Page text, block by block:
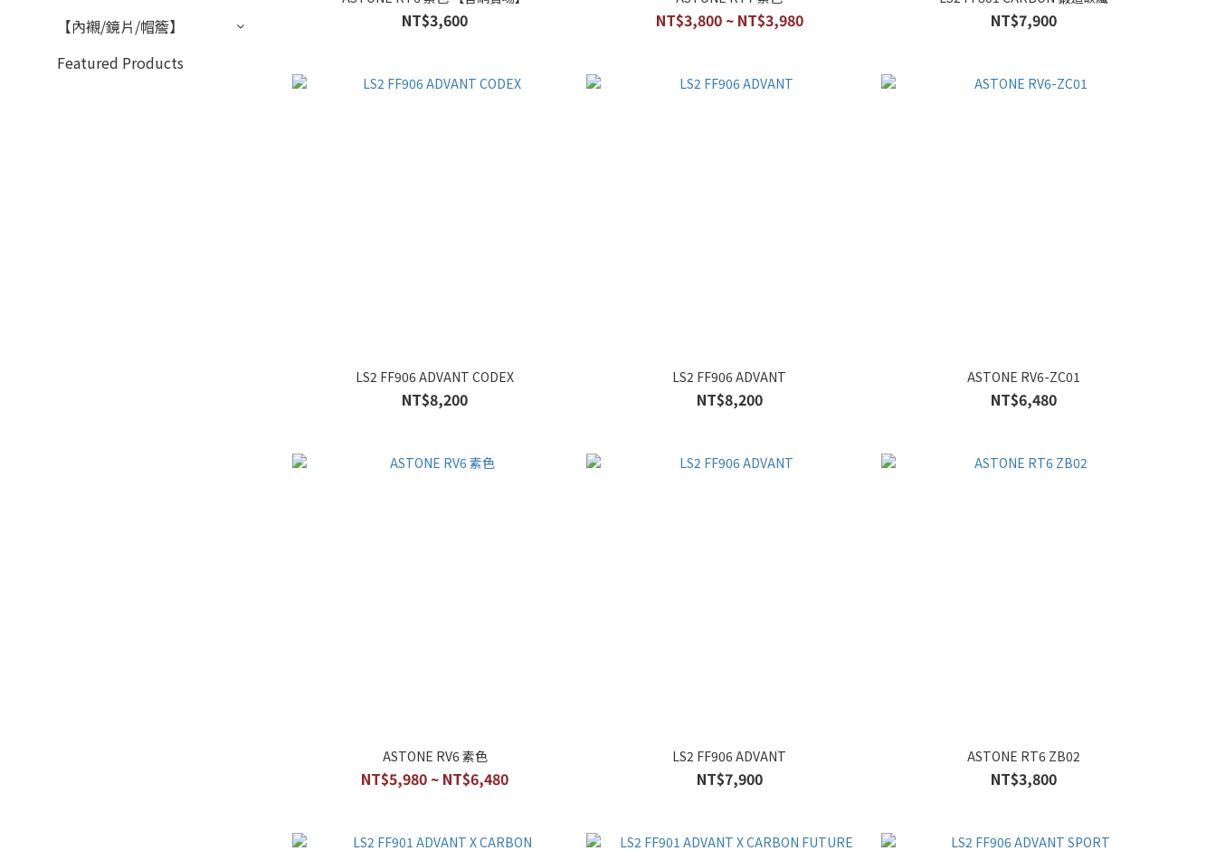
【內襯/鏡片/帽簷】
Featured Products
NT$3,600 NT$3,800 ~ NT$3,980 NT$7,900
LS2 FF906 ADVANT CODEX
NT$8,200
LS2 FF906 ADVANT
NT$8,200
ASTONE RV6-ZC01
NT$6,480
ASTONE RV6 素色
NT$5,980 ~ NT$6,480
LS2 FF906 ADVANT
NT$7,900
ASTONE RT6 ZB02
NT$3,800